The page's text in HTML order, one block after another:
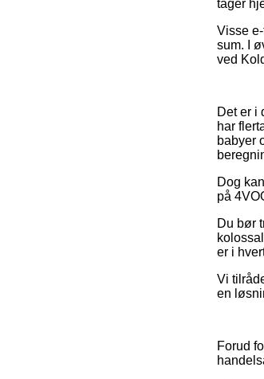
tager
Visse
sum. I
ved
Det er i
har
babyer
Dog
på
Du bør
er i
Vi
en
Forud